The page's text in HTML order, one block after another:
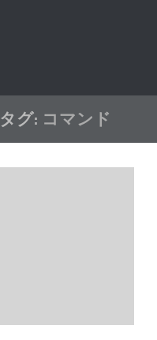
タグ: コマンド